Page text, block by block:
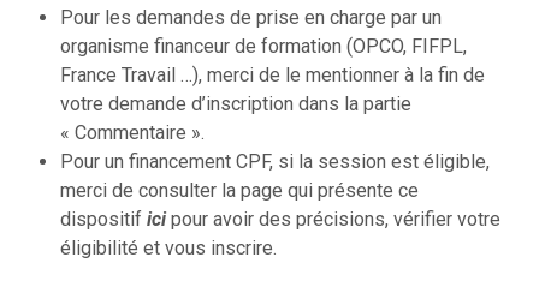
Pour les demandes de prise en charge par un
organisme financeur de formation (OPCO, FIFPL,
France Travail …), merci de le mentionner à la fin de
votre demande d’inscription dans la partie
« Commentaire ».
Pour un financement CPF, si la session est éligible,
merci de consulter la page qui présente ce
dispositif icipour avoir des précisions, vérifier votre
éligibilité et vous inscrire.